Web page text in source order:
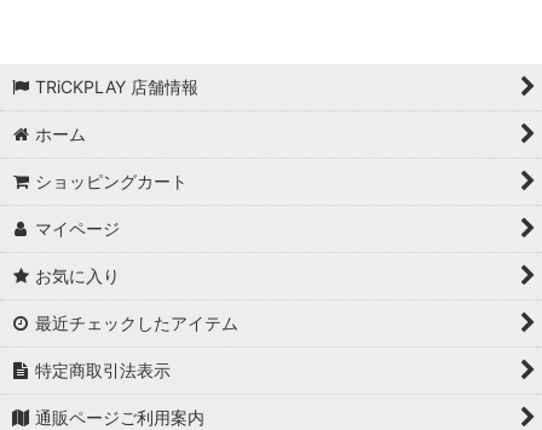
TRiCKPLAY 店舗情報
ホーム
ショッピングカート
マイページ
お気に入り
最近チェックしたアイテム
特定商取引法表示
通販ページご利用案内